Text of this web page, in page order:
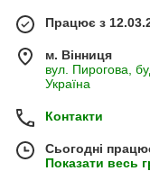
Працює з
м. Вінниця
вул. Пирогова,
Україна
Контакти
Сьогодні
Показати весь